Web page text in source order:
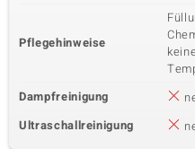
Pflegehinweise
Dampfreinigung
Ultraschallreinigung